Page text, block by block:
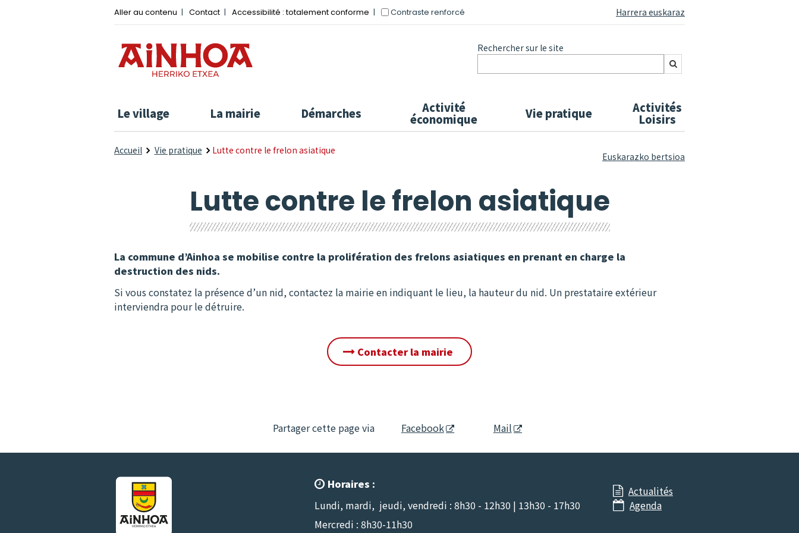
Aller au contenu Contact Accessibilité : totalement conforme Contraste renforcé Harrera euskaraz
Rechercher sur le site
Le village La mairie Démarches Activité
économique Vie pratique Activités
Loisirs
Accueil Vie pratique Lutte contre le frelon asiatique
Euskarazko bertsioa
Lutte contre le frelon asiatique
La commune d’Ainhoa se mobilise contre la prolifération des frelons asiatiques en prenant en charge la
destruction des nids.
Si vous constatez la présence d’un nid, contactez la mairie en indiquant le lieu, la hauteur du nid. Un prestataire extérieur
interviendra pour le détruire.
Contacter la mairie
Partager cette page via Facebook Mail
 Horaires :
Lundi, mardi, jeudi, vendredi : 8h30 - 12h30 | 13h30 - 17h30
Mercredi : 8h30-11h30
 Actualités
 Agenda